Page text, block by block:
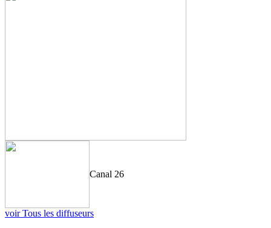
Canal 26
voir Tous les diffuseurs